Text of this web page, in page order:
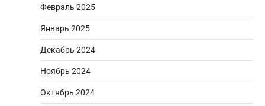
Февраль 2025
Январь 2025
Декабрь 2024
Ноябрь 2024
Октябрь 2024